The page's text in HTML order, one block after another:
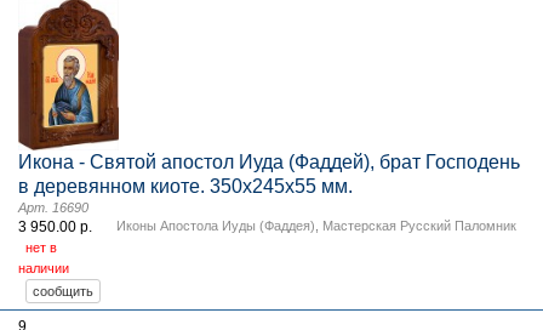
Икона - Святой апостол Иуда (Фаддей), брат Господень
в деревянном киоте. 350х245х55 мм.
Иконы Апостола Иуды (Фаддея) Мастерская Русский Паломник
Арт. 16690
3 950.00 р.
нет в
наличии
9